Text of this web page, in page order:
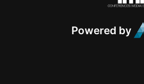
Powered by